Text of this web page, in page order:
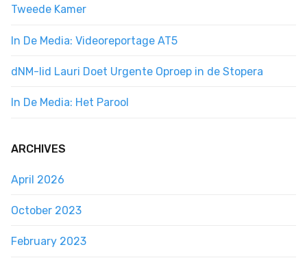
Tweede Kamer
In De Media: Videoreportage AT5
dNM-lid Lauri Doet Urgente Oproep in de Stopera
In De Media: Het Parool
ARCHIVES
April 2026
October 2023
February 2023